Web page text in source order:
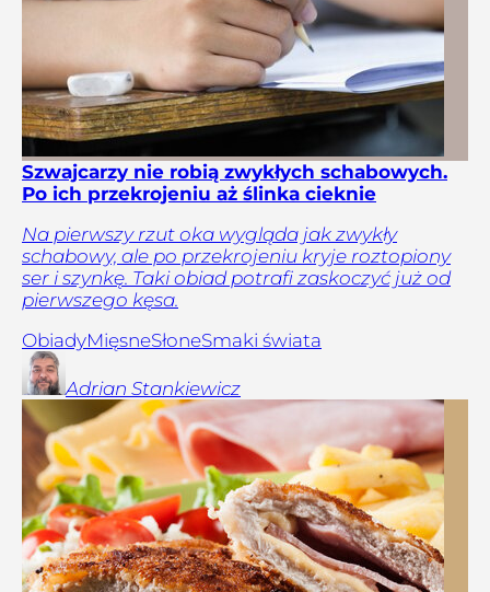
Szwajcarzy nie robią zwykłych schabowych.
Po ich przekrojeniu aż ślinka cieknie
Na pierwszy rzut oka wygląda jak zwykły
schabowy, ale po przekrojeniu kryje roztopiony
ser i szynkę. Taki obiad potrafi zaskoczyć już od
pierwszego kęsa.
ObiadyMięsneSłoneSmaki świata
Adrian Stankiewicz